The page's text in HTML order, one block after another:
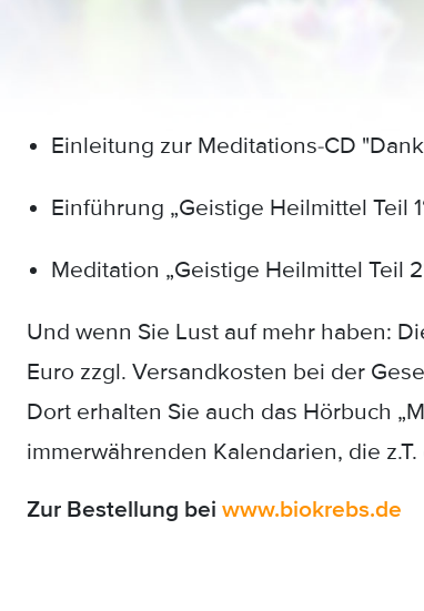
Einleitung zur Meditations-CD
Einführung „Geistige Heilmittel Teil
Meditation „Geistige Heilmittel Teil
Und wenn Sie Lust auf mehr haben:
Euro zzgl. Versandkosten bei der
Dort erhalten Sie auch das Hörbuch
immerwährenden Kalendarien, die
Zur Bestellung bei www.biokrebs.de